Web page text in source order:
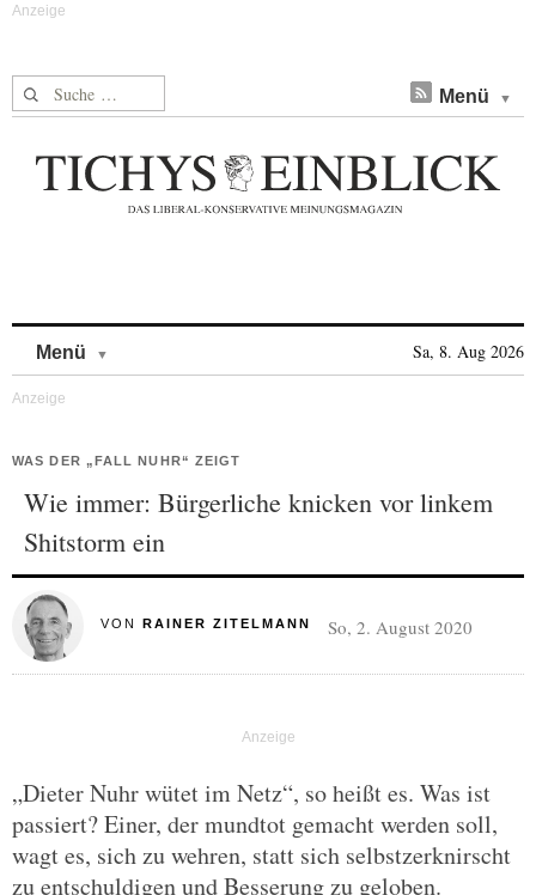
Suche nach: Menü
Menü Sa, 8. Aug 2026
WAS DER „FALL NUHR“ ZEIGT
Wie immer: Bürgerliche knicken vor linkem
Shitstorm ein
VON RAINER ZITELMANN So, 2. August 2020
„Dieter Nuhr wütet im Netz“, so heißt es. Was ist
passiert? Einer, der mundtot gemacht werden soll,
wagt es, sich zu wehren, statt sich selbstzerknirscht
zu entschuldigen und Besserung zu geloben.